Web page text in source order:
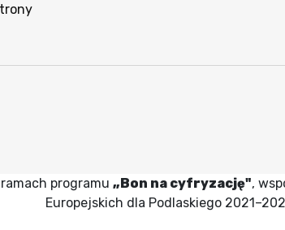
programu „Bon na cyfryzację",
Europejskich dla Podlaskiego